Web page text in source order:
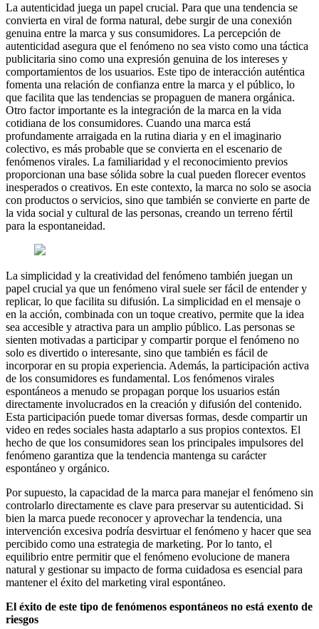
La autenticidad juega un papel crucial. Para que una tendencia se
convierta en viral de forma natural, debe surgir de una conexión
genuina entre la marca y sus consumidores. La percepción de
autenticidad asegura que el fenómeno no sea visto como una táctica
publicitaria sino como una expresión genuina de los intereses y
comportamientos de los usuarios. Este tipo de interacción auténtica
fomenta una relación de confianza entre la marca y el público, lo
que facilita que las tendencias se propaguen de manera orgánica.
Otro factor importante es la integración de la marca en la vida
cotidiana de los consumidores. Cuando una marca está
profundamente arraigada en la rutina diaria y en el imaginario
colectivo, es más probable que se convierta en el escenario de
fenómenos virales. La familiaridad y el reconocimiento previos
proporcionan una base sólida sobre la cual pueden florecer eventos
inesperados o creativos. En este contexto, la marca no solo se asocia
con productos o servicios, sino que también se convierte en parte de
la vida social y cultural de las personas, creando un terreno fértil
para la espontaneidad.
La simplicidad y la creatividad del fenómeno también juegan un
papel crucial ya que un fenómeno viral suele ser fácil de entender y
replicar, lo que facilita su difusión. La simplicidad en el mensaje o
en la acción, combinada con un toque creativo, permite que la idea
sea accesible y atractiva para un amplio público. Las personas se
sienten motivadas a participar y compartir porque el fenómeno no
solo es divertido o interesante, sino que también es fácil de
incorporar en su propia experiencia. Además, la participación activa
de los consumidores es fundamental. Los fenómenos virales
espontáneos a menudo se propagan porque los usuarios están
directamente involucrados en la creación y difusión del contenido.
Esta participación puede tomar diversas formas, desde compartir un
video en redes sociales hasta adaptarlo a sus propios contextos. El
hecho de que los consumidores sean los principales impulsores del
fenómeno garantiza que la tendencia mantenga su carácter
espontáneo y orgánico.
Por supuesto, la capacidad de la marca para manejar el fenómeno sin
controlarlo directamente es clave para preservar su autenticidad. Si
bien la marca puede reconocer y aprovechar la tendencia, una
intervención excesiva podría desvirtuar el fenómeno y hacer que sea
percibido como una estrategia de marketing. Por lo tanto, el
equilibrio entre permitir que el fenómeno evolucione de manera
natural y gestionar su impacto de forma cuidadosa es esencial para
mantener el éxito del marketing viral espontáneo.
El éxito de este tipo de fenómenos espontáneos no está exento de
riesgos